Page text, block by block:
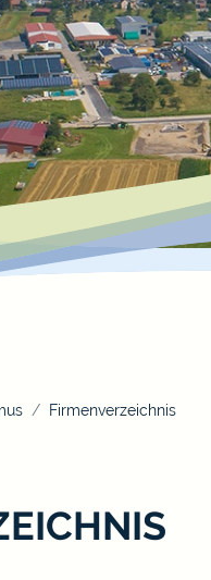
Firmenverzeichnis